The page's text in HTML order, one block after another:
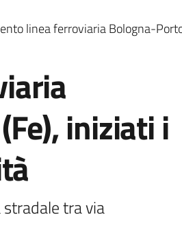
linea ferroviaria Bologna-
iniziati i
tra via